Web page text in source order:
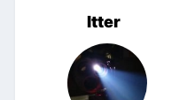
Itter